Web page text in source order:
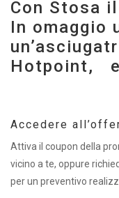
Con Stosa
In omaggio
Hotpoint, e
Accedere
Attiva il coupon della
vicino a te, oppure
per un preventivo